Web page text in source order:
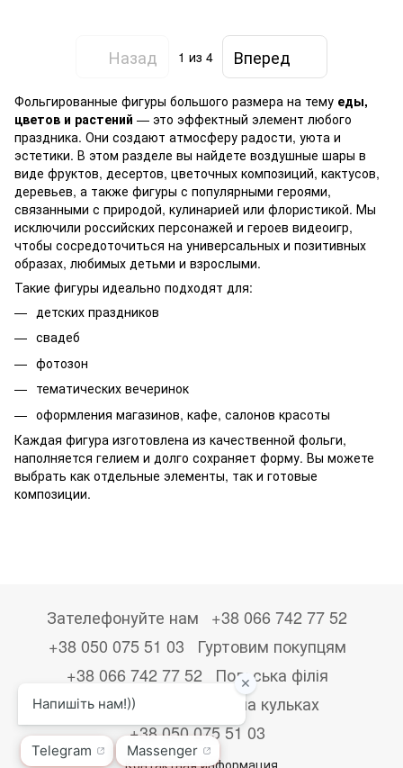
Назад 1 из 4 Вперед
Фольгированные фигуры большого размера на тему еды,
цветов и растений — это эффектный элемент любого
праздника. Они создают атмосферу радости, уюта и
эстетики. В этом разделе вы найдете воздушные шары в
виде фруктов, десертов, цветочных композиций, кактусов,
деревьев, а также фигуры с популярными героями,
связанными с природой, кулинарией или флористикой. Мы
исключили российских персонажей и героев видеоигр,
чтобы сосредоточиться на универсальных и позитивных
образах, любимых детьми и взрослыми.
Такие фигуры идеально подходят для:
детских праздников
свадеб
фотозон
тематических вечеринок
оформления магазинов, кафе, салонов красоты
Каждая фигура изготовлена из качественной фольги,
наполняется гелием и долго сохраняет форму. Вы можете
выбрать как отдельные элементы, так и готовые
композиции.
Зателефонуйте нам
+38 066 742 77 52
+38 050 075 51 03
Гуртовим покупцям
+38 066 742 77 52
Польська філія
+48533867723
Друк на кульках
+38 050 075 51 03
Контактная информация